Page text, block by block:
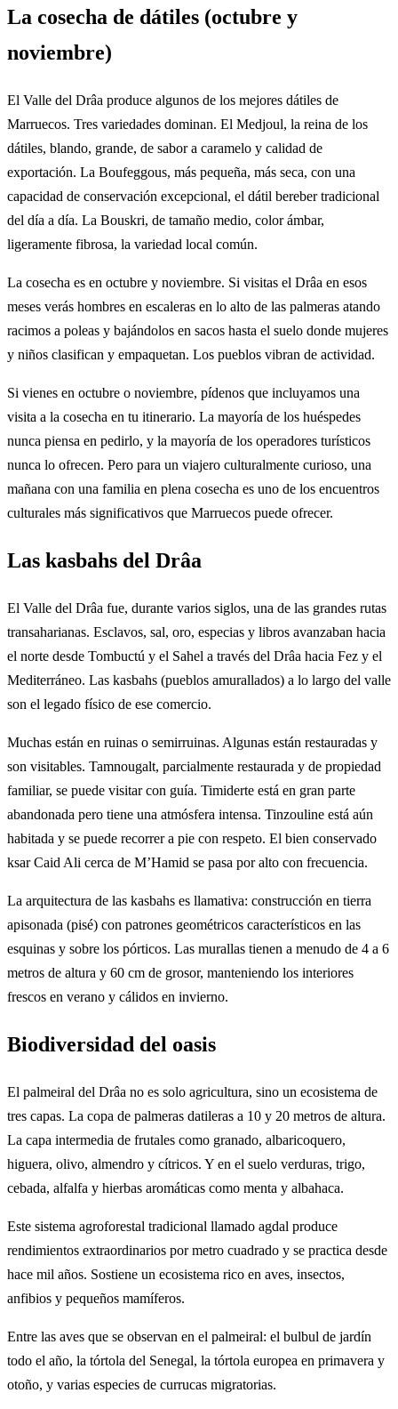
La cosecha de dátiles (octubre y
noviembre)
El Valle del Drâa produce algunos de los mejores dátiles de
Marruecos. Tres variedades dominan. El Medjoul, la reina de los
dátiles, blando, grande, de sabor a caramelo y calidad de
exportación. La Boufeggous, más pequeña, más seca, con una
capacidad de conservación excepcional, el dátil bereber tradicional
del día a día. La Bouskri, de tamaño medio, color ámbar,
ligeramente fibrosa, la variedad local común.
La cosecha es en octubre y noviembre. Si visitas el Drâa en esos
meses verás hombres en escaleras en lo alto de las palmeras atando
racimos a poleas y bajándolos en sacos hasta el suelo donde mujeres
y niños clasifican y empaquetan. Los pueblos vibran de actividad.
Si vienes en octubre o noviembre, pídenos que incluyamos una
visita a la cosecha en tu itinerario. La mayoría de los huéspedes
nunca piensa en pedirlo, y la mayoría de los operadores turísticos
nunca lo ofrecen. Pero para un viajero culturalmente curioso, una
mañana con una familia en plena cosecha es uno de los encuentros
culturales más significativos que Marruecos puede ofrecer.
Las kasbahs del Drâa
El Valle del Drâa fue, durante varios siglos, una de las grandes rutas
transaharianas. Esclavos, sal, oro, especias y libros avanzaban hacia
el norte desde Tombuctú y el Sahel a través del Drâa hacia Fez y el
Mediterráneo. Las kasbahs (pueblos amurallados) a lo largo del valle
son el legado físico de ese comercio.
Muchas están en ruinas o semirruinas. Algunas están restauradas y
son visitables. Tamnougalt, parcialmente restaurada y de propiedad
familiar, se puede visitar con guía. Timiderte está en gran parte
abandonada pero tiene una atmósfera intensa. Tinzouline está aún
habitada y se puede recorrer a pie con respeto. El bien conservado
ksar Caid Ali cerca de M’Hamid se pasa por alto con frecuencia.
La arquitectura de las kasbahs es llamativa: construcción en tierra
apisonada (pisé) con patrones geométricos característicos en las
esquinas y sobre los pórticos. Las murallas tienen a menudo de 4 a 6
metros de altura y 60 cm de grosor, manteniendo los interiores
frescos en verano y cálidos en invierno.
Biodiversidad del oasis
El palmeiral del Drâa no es solo agricultura, sino un ecosistema de
tres capas. La copa de palmeras datileras a 10 y 20 metros de altura.
La capa intermedia de frutales como granado, albaricoquero,
higuera, olivo, almendro y cítricos. Y en el suelo verduras, trigo,
cebada, alfalfa y hierbas aromáticas como menta y albahaca.
Este sistema agroforestal tradicional llamado agdal produce
rendimientos extraordinarios por metro cuadrado y se practica desde
hace mil años. Sostiene un ecosistema rico en aves, insectos,
anfibios y pequeños mamíferos.
Entre las aves que se observan en el palmeiral: el bulbul de jardín
todo el año, la tórtola del Senegal, la tórtola europea en primavera y
otoño, y varias especies de currucas migratorias.